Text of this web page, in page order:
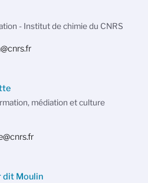
- Institut de chimie du CNRS
médiation et culture
dit Moulin